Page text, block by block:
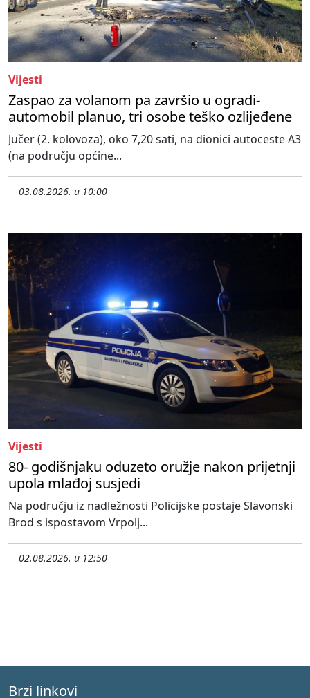
Vijesti
Zaspao za volanom pa završio u ogradi-
automobil planuo, tri osobe teško ozlijeđene
Jučer (2. kolovoza), oko 7,20 sati, na dionici autoceste A3
(na području općine...
03.08.2026. u 10:00
Vijesti
80- godišnjaku oduzeto oružje nakon prijetnji
upola mlađoj susjedi
Na području iz nadležnosti Policijske postaje Slavonski
Brod s ispostavom Vrpolj...
02.08.2026. u 12:50
Brzi linkovi